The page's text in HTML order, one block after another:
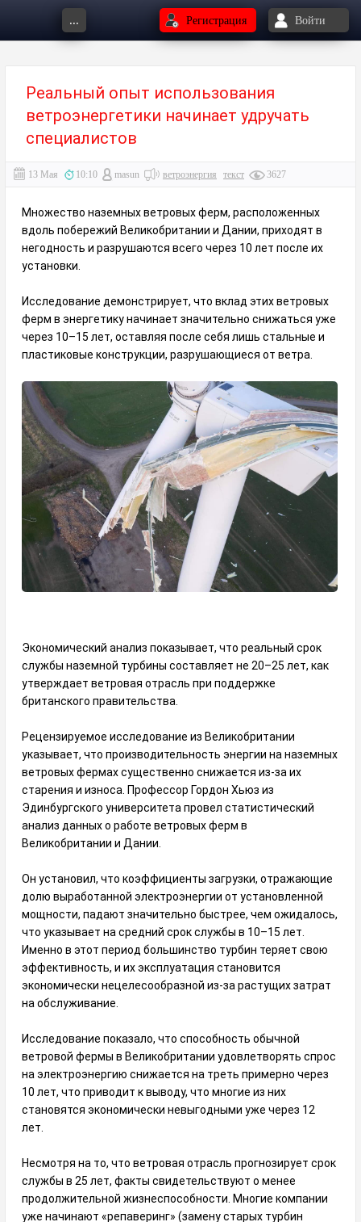
... Регистрация Войти
Реальный опыт использования
ветроэнергетики начинает удручать
специалистов
13 Мая 10:10 masun ветроэнергия текст 3627
Множество наземных ветровых ферм, расположенных
вдоль побережий Великобритании и Дании, приходят в
негодность и разрушаются всего через 10 лет после их
установки.
Исследование демонстрирует, что вклад этих ветровых
ферм в энергетику начинает значительно снижаться уже
через 10–15 лет, оставляя после себя лишь стальные и
пластиковые конструкции, разрушающиеся от ветра.
Экономический анализ показывает, что реальный срок
службы наземной турбины составляет не 20–25 лет, как
утверждает ветровая отрасль при поддержке
британского правительства.
Рецензируемое исследование из Великобритании
указывает, что производительность энергии на наземных
ветровых фермах существенно снижается из-за их
старения и износа. Профессор Гордон Хьюз из
Эдинбургского университета провел статистический
анализ данных о работе ветровых ферм в
Великобритании и Дании.
Он установил, что коэффициенты загрузки, отражающие
долю выработанной электроэнергии от установленной
мощности, падают значительно быстрее, чем ожидалось,
что указывает на средний срок службы в 10–15 лет.
Именно в этот период большинство турбин теряет свою
эффективность, и их эксплуатация становится
экономически нецелесообразной из-за растущих затрат
на обслуживание.
Исследование показало, что способность обычной
ветровой фермы в Великобритании удовлетворять спрос
на электроэнергию снижается на треть примерно через
10 лет, что приводит к выводу, что многие из них
становятся экономически невыгодными уже через 12
лет.
Несмотря на то, что ветровая отрасль прогнозирует срок
службы в 25 лет, факты свидетельствуют о менее
продолжительной жизнеспособности. Многие компании
уже начинают «репаверинг» (замену старых турбин